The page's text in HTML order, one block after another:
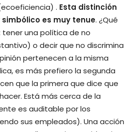
. Esta distinción
es muy tenue. ¿Qué
una política de no
o decir que no discrimina
pertenecen a la misma
es más prefiero la segunda
que la primera que dice que
Está más cerca de la
es auditable por los
sus empleados). Una acción